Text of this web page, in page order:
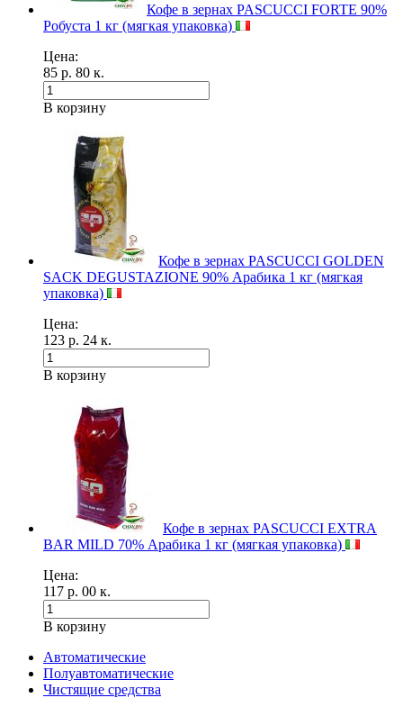
Кофе в зернах PASCUCCI FORTE 90%
Робуста 1 кг (мягкая упаковка)
Цена:
85 р. 80 к.
В корзину
Кофе в зернах PASCUCCI GOLDEN
SACK DEGUSTAZIONE 90% Арабика 1 кг (мягкая
упаковка)
Цена:
123 р. 24 к.
В корзину
Кофе в зернах PASCUCCI EXTRA
BAR MILD 70% Арабика 1 кг (мягкая упаковка)
Цена:
117 р. 00 к.
В корзину
Автоматические
Полуавтоматические
Чистящие средства